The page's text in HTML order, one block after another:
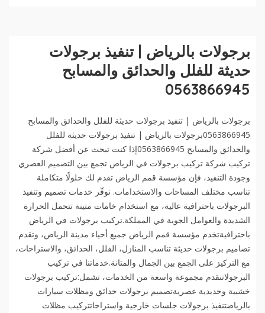
برجولات بالرياض | تنفيذ برجولات
حديثة للفلل والحدائق والمسابح
0563866945
برجولات بالرياض | تنفيذ برجولات حديثة للفلل والحدائق والمسابح
0563866945برجولات بالرياض | تنفيذ برجولات حديثة للفلل
والحدائق والمسابح 0563866945إذا كنت تبحث عن أفضل شركة
تركيب شركة تركيب برجولات في الرياض تجمع بين التصميم العصري
وجودة التنفيذ، فإن مؤسسة قمم الرياض تقدم لك حلولًا متكاملة
تناسب مختلف المساحات والاستخدامات. نوفّر خدمات تصميم وتنفيذ
البرجولات باحترافية عالية، مع استخدام خامات متينة تتحمل الحرارة
الشديدة والعوامل الجوية في المملكة.تركيب برجولات في الرياض
باحترافيةتخدم مؤسسة قمم الرياض جميع أحياء مدينة الرياض، وتقدم
تصاميم برجولات حديثة تناسب المنازل، الفلل، الحدائق، والاستراحات،
مع التركيز على الجمع بين الجمال والمتانة.خدماتنا في تركيب
البرجولاتنقدم مجموعة واسعة من الخدمات، تشمل:تركيب برجولات
خشبية وحديدية عصريةتصميم برجولات حدائق ومظلات سيارات
بالرياضتنفيذ برجولات جلسات خارجية واستراحاتتركيب مظلات